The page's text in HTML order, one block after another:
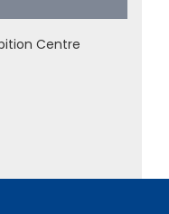
Centre